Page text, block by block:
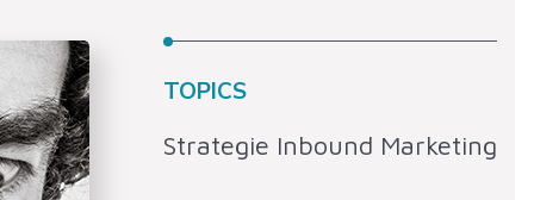
TOPICS
Strategie Inbound Marketing